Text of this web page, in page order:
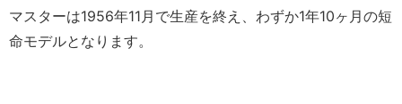
マスターは1956年11月で生産を終え、わずか1年10ヶ月の短
命モデルとなります。